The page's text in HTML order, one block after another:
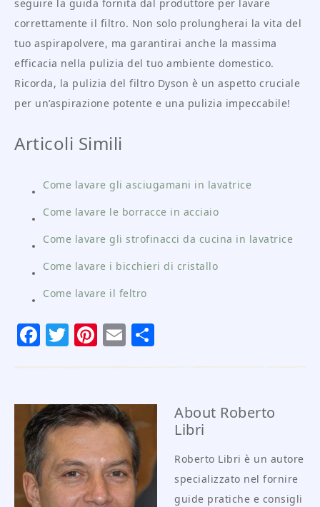
seguire la guida fornita dal produttore per lavare
correttamente il filtro. Non solo prolungherai la vita del
tuo aspirapolvere, ma garantirai anche la massima
efficacia nella pulizia del tuo ambiente domestico.
Ricorda, la pulizia del filtro Dyson è un aspetto cruciale
per un’aspirazione potente e una pulizia impeccabile!
Articoli Simili
Come lavare gli asciugamani in lavatrice
Come lavare le borracce in acciaio
Come lavare gli strofinacci da cucina in lavatrice
Come lavare i bicchieri di cristallo
Come lavare il feltro
Facebook
Twitter
Pinterest
Email
About Roberto
Libri
Roberto Libri è un autore
specializzato nel fornire
guide pratiche e consigli